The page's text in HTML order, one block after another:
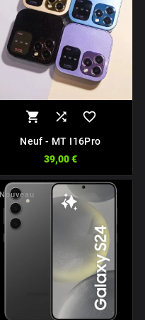
  
Neuf - MT I16Pro
39,00 €
Nouveau